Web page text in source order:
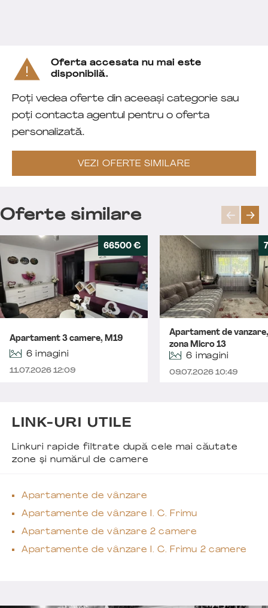
Oferta accesata nu mai este
disponibilă.
Poți vedea oferte din aceeași categorie sau
poți contacta agentul pentru o oferta
personalizată.
VEZI OFERTE SIMILARE
Oferte similare
66500 €
Apartament 3 camere, M19
6 imagini
11.07.2026 12:09
Apartament de
zona Micro 13
6 imagini
09.07.2026 10:49
LINK-URI UTILE
Linkuri rapide filtrate după cele mai căutate
zone și numărul de camere
Apartamente de vânzare
Apartamente de vânzare I. C. Frimu
Apartamente de vânzare 2 camere
Apartamente de vânzare I. C. Frimu 2 camere